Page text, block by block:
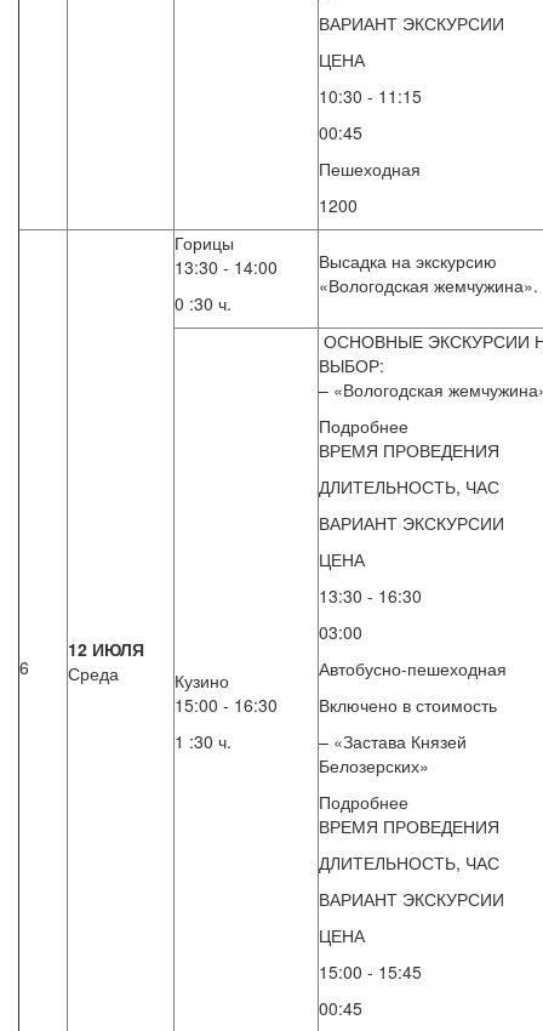
ВАРИАНТ ЭКСКУРСИИ
ЦЕНА
10:30 - 11:15
00:45
Пешеходная
1200
6
12 ИЮЛЯ
Среда
Горицы
13:30 - 14:00
0 :30 ч.
Высадка на экскурсию
«Вологодская жемчужина».
Кузино
15:00 - 16:30
1 :30 ч.
ОСНОВНЫЕ ЭКСКУРСИИ
ВЫБОР:
– «Вологодская
Подробнее
ВРЕМЯ ПРОВЕДЕНИЯ
ДЛИТЕЛЬНОСТЬ, ЧАС
ВАРИАНТ ЭКСКУРСИИ
ЦЕНА
13:30 - 16:30
03:00
Автобусно-пешеходная
Включено в стоимость
– «Застава Князей
Белозерских»
Подробнее
ВРЕМЯ ПРОВЕДЕНИЯ
ДЛИТЕЛЬНОСТЬ, ЧАС
ВАРИАНТ ЭКСКУРСИИ
ЦЕНА
15:00 - 15:45
00:45